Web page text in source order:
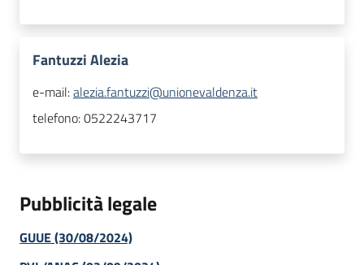
Fantuzzi Alezia
e-mail:alezia.fantuzzi@unionevaldenza.it
telefono:0522243717
Pubblicità legale
GUUE (30/08/2024)